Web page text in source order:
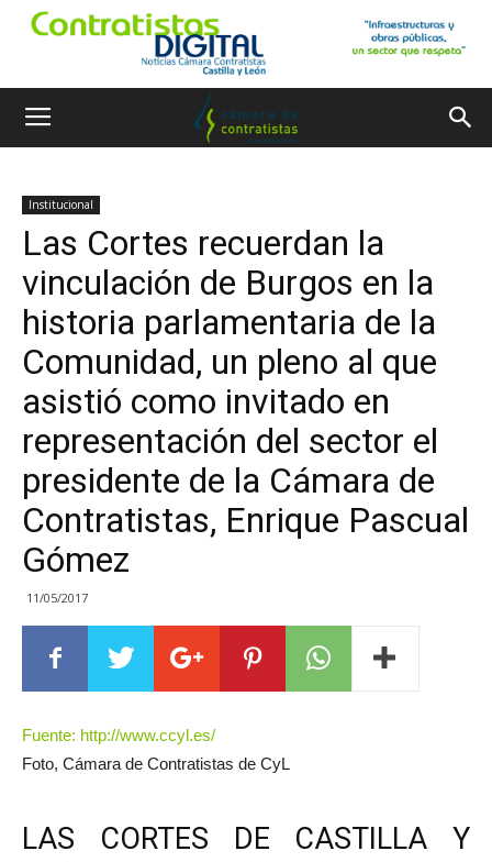
Institucional
Las Cortes recuerdan la
vinculación de Burgos en la
historia parlamentaria de la
Comunidad, un pleno al que
asistió como invitado en
representación del sector el
presidente de la Cámara de
Contratistas, Enrique Pascual
Gómez
11/05/2017
Fuente: http://www.ccyl.es/
Foto, Cámara de Contratistas de CyL
LAS CORTES DE CASTILLA Y